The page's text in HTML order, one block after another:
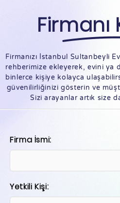
Firmanızı İstanbul Sultanbeyli
rehberimize ekleyerek, evini ya
binlerce kişiye kolayca
güvenilirliğinizi gösterin ve
Sizi arayanlar artık size
Firma İsmi:
Yetkili Kişi: